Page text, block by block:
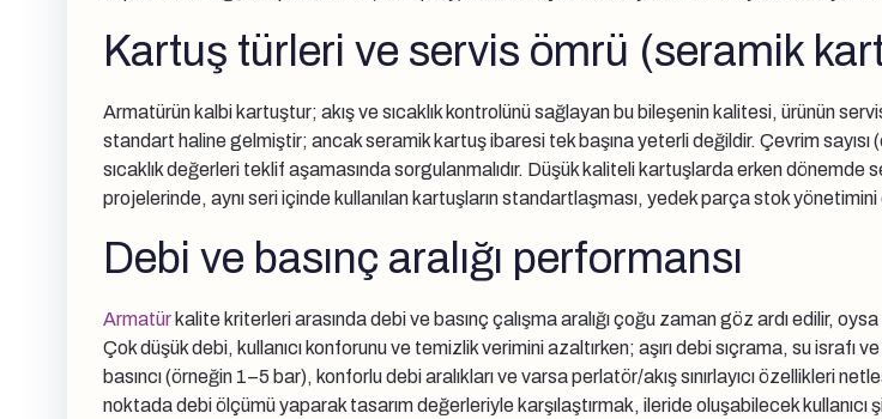
Kartuş türleri ve servis ömrü (seramik
Armatürün kalbi kartuştur; akış ve sıcaklık kontrolünü sağlayan bu bileşenin kalitesi, ürünün
standart haline gelmiştir; ancak seramik kartuş ibaresi tek başına yeterli değildir. Çevrim
sıcaklık değerleri teklif aşamasında sorgulanmalıdır. Düşük kaliteli kartuşlarda erken
projelerinde, aynı seri içinde kullanılan kartuşların standartlaşması, yedek parça stok yönetimini
Debi ve basınç aralığı performansı
Armatür kalite kriterleri arasında debi ve basınç çalışma aralığı çoğu zaman göz ardı edilir,
Çok düşük debi, kullanıcı konforunu ve temizlik verimini azaltırken; aşırı debi sıçrama, su israfı
basıncı (örneğin 1–5 bar), konforlu debi aralıkları ve varsa perlatör/akış sınırlayıcı özellikleri
noktada debi ölçümü yaparak tasarım değerleriyle karşılaştırmak, ileride oluşabilecek kullanıcı